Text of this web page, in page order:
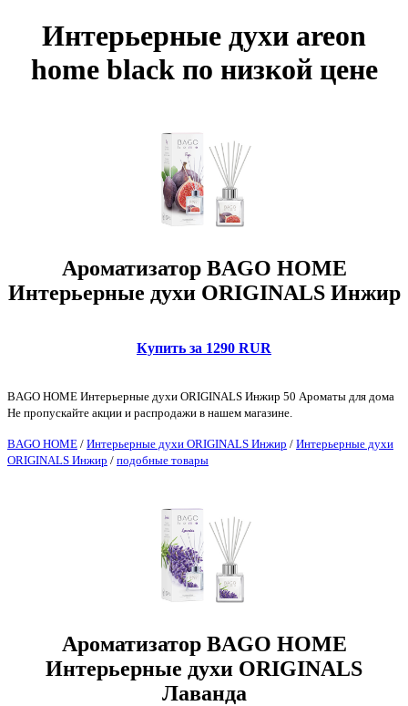
Интерьерные духи areon
home black по низкой цене
Ароматизатор BAGO HOME
Интерьерные духи ORIGINALS Инжир
Купить за 1290 RUR
BAGO HOME Интерьерные духи ORIGINALS Инжир 50 Ароматы для дома
Не пропускайте акции и распродажи в нашем магазине.
BAGO HOME / Интерьерные духи ORIGINALS Инжир / Интерьерные духи
ORIGINALS Инжир / подобные товары
Ароматизатор BAGO HOME
Интерьерные духи ORIGINALS
Лаванда